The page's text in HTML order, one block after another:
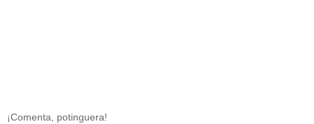
¡Comenta, potinguera!